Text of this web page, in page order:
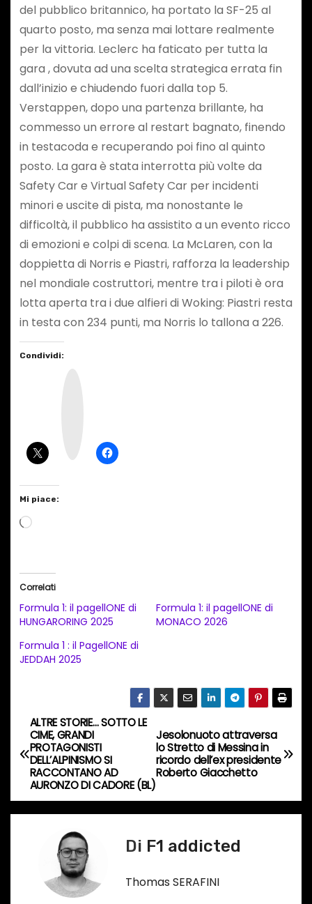
del pubblico britannico, ha portato la SF-25 al
quarto posto, ma senza mai lottare realmente
per la vittoria. Leclerc ha faticato per tutta la
gara , dovuta ad una scelta strategica errata fin
dall’inizio e chiudendo fuori dalla top 5.
Verstappen, dopo una partenza brillante, ha
commesso un errore al restart bagnato, finendo
in testacoda e recuperando poi fino al quinto
posto. La gara è stata interrotta più volte da
Safety Car e Virtual Safety Car per incidenti
minori e uscite di pista, ma nonostante le
difficoltà, il pubblico ha assistito a un evento ricco
di emozioni e colpi di scena. La McLaren, con la
doppietta di Norris e Piastri, rafforza la leadership
nel mondiale costruttori, mentre tra i piloti è ora
lotta aperta tra i due alfieri di Woking: Piastri resta
in testa con 234 punti, ma Norris lo tallona a 226.
Condividi:
Mi piace:
C
a
e
o
i
n
c
o
r
Correlati
Formula 1: il pagellONE di
HUNGARORING 2025
Formula 1: il pagellONE di
MONACO 2026
Formula 1 : il PagellONE di
JEDDAH 2025
N
a
v
i
Jesolonuoto attraversa
lo Stretto di Messina in
ricordo dell’ex presidente
Roberto Giacchetto
ALTRE STORIE… SOTTO LE
CIME, GRANDI
PROTAGONISTI
DELL’ALPINISMO SI
RACCONTANO AD
AURONZO DI CADORE (BL)
Di F1 addicted
Thomas SERAFINI